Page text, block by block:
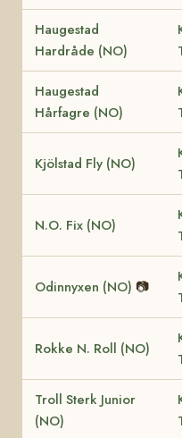
Haugestad
Hardråde (NO)
Haugestad
Hårfagre (NO)
Kjölstad Fly (NO)
N.O. Fix (NO)
Odinnyxen (NO) 📷
Rokke N. Roll (NO)
Troll Sterk Junior
(NO)